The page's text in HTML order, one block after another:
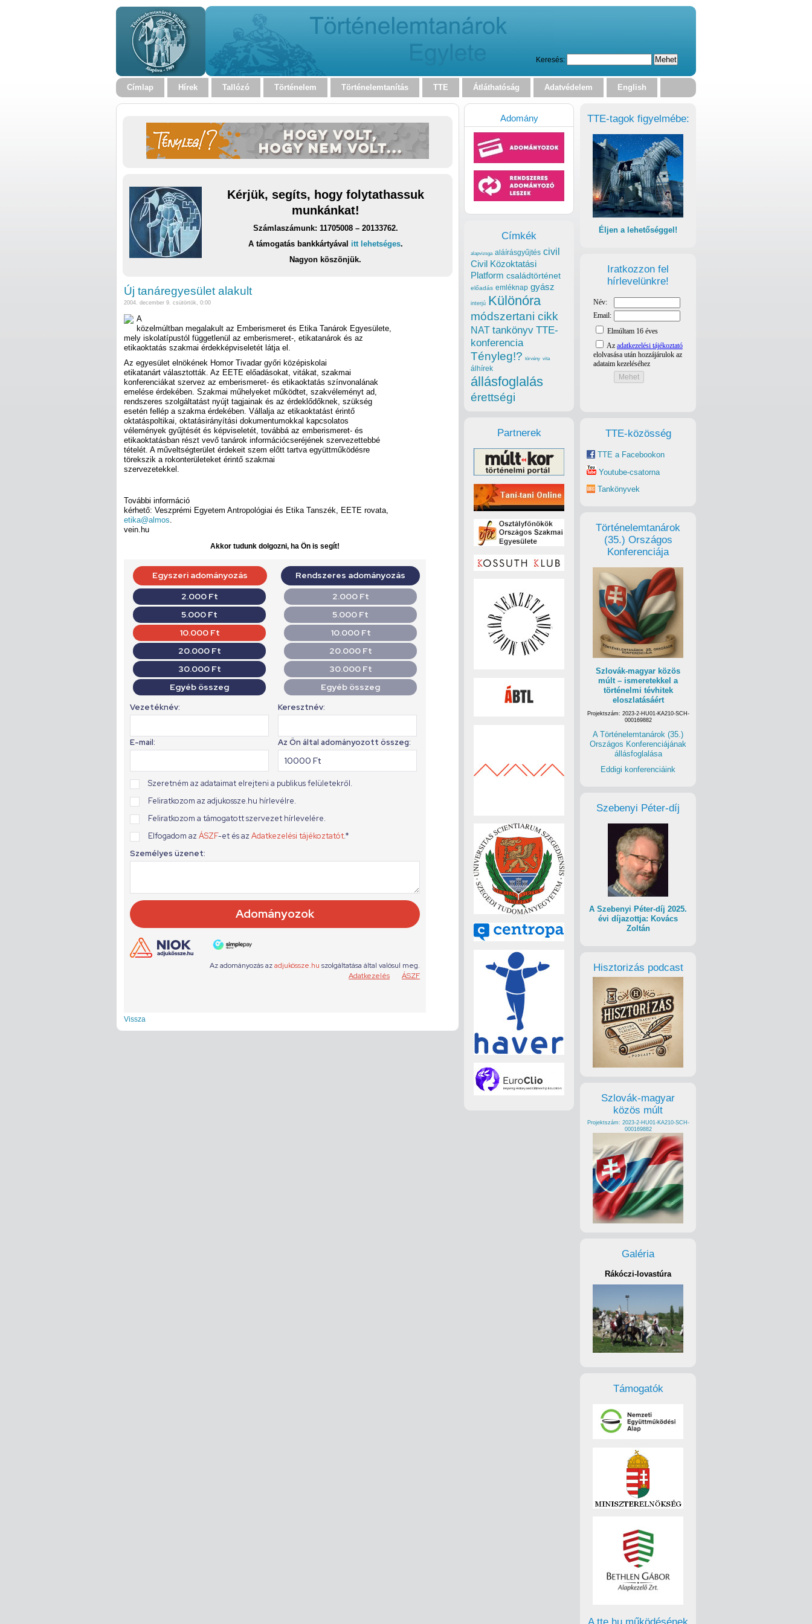
Keresés:
Címlap Hírek Tallózó Történelem Történelemtanítás TTE Átláthatóság Adatvédelem English
Kérjük, segíts, hogy folytathassuk
munkánkat!
Számlaszámunk: 11705008 – 20133762.
A támogatás bankkártyával itt lehetséges.
Nagyon köszönjük.
Új tanáregyesület alakult
2004. december 9. csütörtök, 0:00
A
közelmúltban megalakult az Emberismeret és Etika Tanárok Egyesülete,
mely iskolatípustól függetlenül az emberismeret-, etikatanárok és az
etikaoktatás szakmai érdekképviseletét látja el.
Az egyesület elnökének Homor Tivadar győri középiskolai
etikatanárt választották. Az EETE előadásokat, vitákat, szakmai
konferenciákat szervez az emberismeret- és etikaoktatás színvonalának
emelése érdekében. Szakmai műhelyeket működtet, szakvéleményt ad,
rendszeres szolgáltatást nyújt tagjainak és az érdeklődőknek, szükség
esetén fellép a szakma érdekében. Vállalja az etikaoktatást érintő
oktatáspoltikai, oktatásirányítási dokumentumokkal kapcsolatos
vélemények gyűjtését és képviseletét, továbbá az emberismeret- és
etikaoktatásban részt vevő tanárok információcseréjének szervezettebbé
tételét. A műveltségterület érdekeit szem előtt tartva együttműködésre
törekszik a rokonterületeket érintő szakmai
szervezetekkel.
További információ
kérhető: Veszprémi Egyetem Antropológiai és Etika Tanszék, EETE rovata,
etika@almos
vein.hu
Akkor tudunk dolgozni, ha Ön is segít!
Vissza
TTE-tagok figyelmébe:
Éljen a lehetőséggel!
Iratkozzon fel
hírlevelünkre!
TTE-közösség
TTE a Facebookon
Youtube-csatorna
Tankönyvek
Történelemtanárok
(35.) Országos
Konferenciája
Szlovák-magyar közös
múlt – ismeretekkel a
történelmi tévhitek
eloszlatásáért
Projektszám: 2023-2-HU01-KA210-SCH-
000169882
A Történelemtanárok (35.)
Országos Konferenciájának
állásfoglalása
Eddigi konferenciáink
Szebenyi Péter-díj
A Szebenyi Péter-díj 2025.
évi díjazottja: Kovács
Zoltán
Hisztorizás podcast
Szlovák-magyar
közös múlt
Projektszám: 2023-2-HU01-KA210-SCH-
000169882
Galéria
Rákóczi-lovastúra
Támogatók
Adomány
Címkék
alapvizsga aláírásgyűjtés civil
Civil Közoktatási
Platform családtörténet
előadás emléknap gyász
interjú Különóra
módszertani cikk
NAT tankönyv TTE-
konferencia
Tényleg!? törvény vita
álhírek
állásfoglalás
érettségi
Partnerek